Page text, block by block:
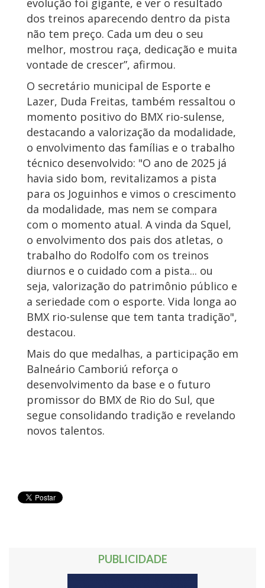
evolução foi gigante, e ver o resultado
dos treinos aparecendo dentro da pista
não tem preço. Cada um deu o seu
melhor, mostrou raça, dedicação e muita
vontade de crescer”, afirmou.
O secretário municipal de Esporte e
Lazer, Duda Freitas, também ressaltou o
momento positivo do BMX rio-sulense,
destacando a valorização da modalidade,
o envolvimento das famílias e o trabalho
técnico desenvolvido: "O ano de 2025 já
havia sido bom, revitalizamos a pista
para os Joguinhos e vimos o crescimento
da modalidade, mas nem se compara
com o momento atual. A vinda da Squel,
o envolvimento dos pais dos atletas, o
trabalho do Rodolfo com os treinos
diurnos e o cuidado com a pista... ou
seja, valorização do patrimônio público e
a seriedade com o esporte. Vida longa ao
BMX rio-sulense que tem tanta tradição",
destacou.
Mais do que medalhas, a participação em
Balneário Camboriú reforça o
desenvolvimento da base e o futuro
promissor do BMX de Rio do Sul, que
segue consolidando tradição e revelando
novos talentos.
PUBLICIDADE